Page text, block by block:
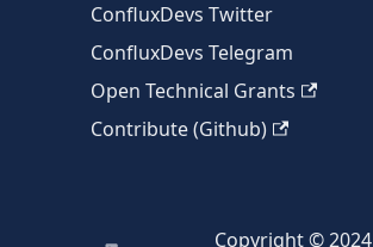
ConfluxDevs Twitter
ConfluxDevs Telegram
Open Technical Grants
Contribute (Github)
Copyright © 2024